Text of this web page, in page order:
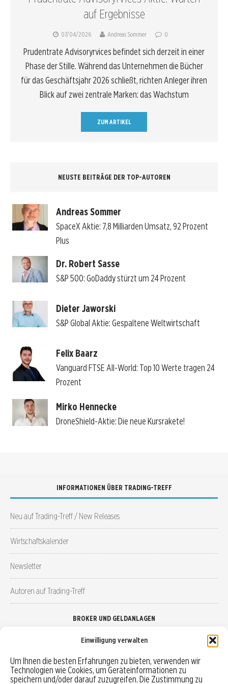
Einwilligung verwalten
Um Ihnen die besten Erfahrungen zu bieten, verwenden wir
Technologien wie Cookies, um Geräteinformationen zu
speichern und/oder darauf zuzugreifen. Die Zustimmung zu
auf Ergebnisse
07/04/2026 Andreas Sommer 0
Prudentrate Advisoryrvices befindet sich derzeit in einer
Phase der Stille. Während das Unternehmen die Bücher
für das Geschäftsjahr 2026 schließt, richten Anleger ihren
Blick auf zwei zentrale Marken: das Wachstum
ZUM ARTIKEL
NEUSTE BEITRÄGE DER TOP-AUTOREN
Andreas Sommer
SpaceX Aktie: 7,8 Milliarden Umsatz, 92 Prozent
Plus
Dr. Robert Sasse
S&P 500: GoDaddy stürzt um 24 Prozent
Dieter Jaworski
S&P Global Aktie: Gespaltene Weltwirtschaft
Felix Baarz
Vanguard FTSE All-World: Top 10 Werte tragen 24
Prozent
Mirko Hennecke
DroneShield-Aktie: Die neue Kursrakete!
INFORMATIONEN ÜBER TRADING-TREFF
Neu auf Trading-Treff / New Releases
Wirtschaftskalender
Newsletter
Autoren auf Trading-Treff
BROKER UND GELDANLAGEN
Robo-Advisor vergleichen